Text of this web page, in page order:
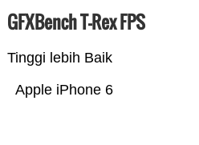
GFXBench T-Rex FPS
Tinggi lebih Baik
Apple iPhone 6